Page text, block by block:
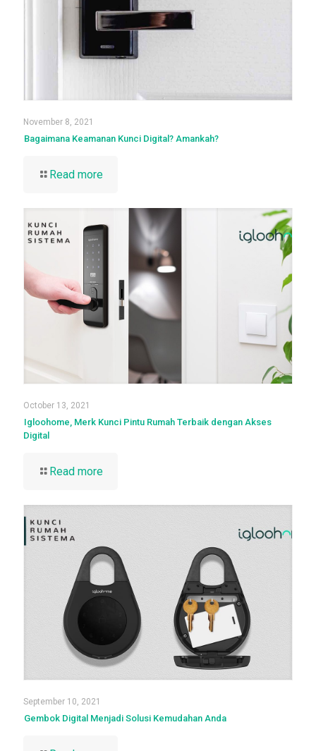
November 8, 2021
Bagaimana Keamanan Kunci Digital? Amankah?
Read more
October 13, 2021
Igloohome, Merk Kunci Pintu Rumah Terbaik dengan Akses
Digital
Read more
September 10, 2021
Gembok Digital Menjadi Solusi Kemudahan Anda